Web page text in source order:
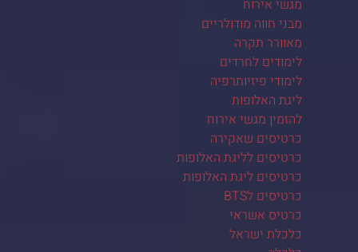
מגשי אירוח
מבני חווה מודולריים
מאוורר תקרה
לימודים לחרדים
לימודי פיזיותרפיה
ליגת האלופות
להזמין מגשי אירוח
כרטיסים שאקירה
כרטיסים לליגת האלופות
כרטיסים ליגת האלופות
כרטיסים לBTS
כרטיס אשראי
כלכלת ישראל